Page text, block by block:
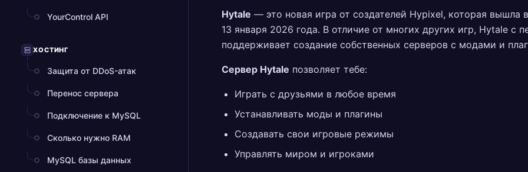
YourControl API
ХОСТИНГ
Защита от DDoS-атак
Перенос сервера
Подключение к MySQL
Сколько нужно RAM
MySQL базы данных
Hytale — это новая игра от создателей Hypixel, которая вышла
13 января 2026 года. В отличие от многих других игр, Hytale с
поддерживает создание собственных серверов с модами и
Сервер Hytale позволяет тебе:
Играть с друзьями в любое время
Устанавливать моды и плагины
Создавать свои игровые режимы
Управлять миром и игроками